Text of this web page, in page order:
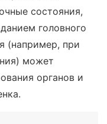
состояния,
головного
(например, при
может
органов и